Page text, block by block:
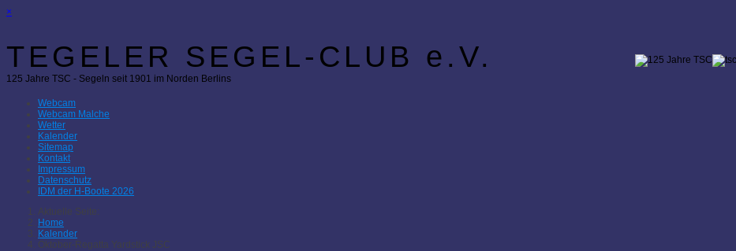
×
TEGELER SEGEL-CLUB e.V.
125 Jahre TSC - Segeln seit 1901 im Norden Berlins
Webcam
Webcam Malche
Wetter
Kalender
Sitemap
Kontakt
Impressum
Datenschutz
IDM der H-Boote 2026
Aktuelle Seite:
Home
Kalender
Oktober-Regatta Yardstick JSC